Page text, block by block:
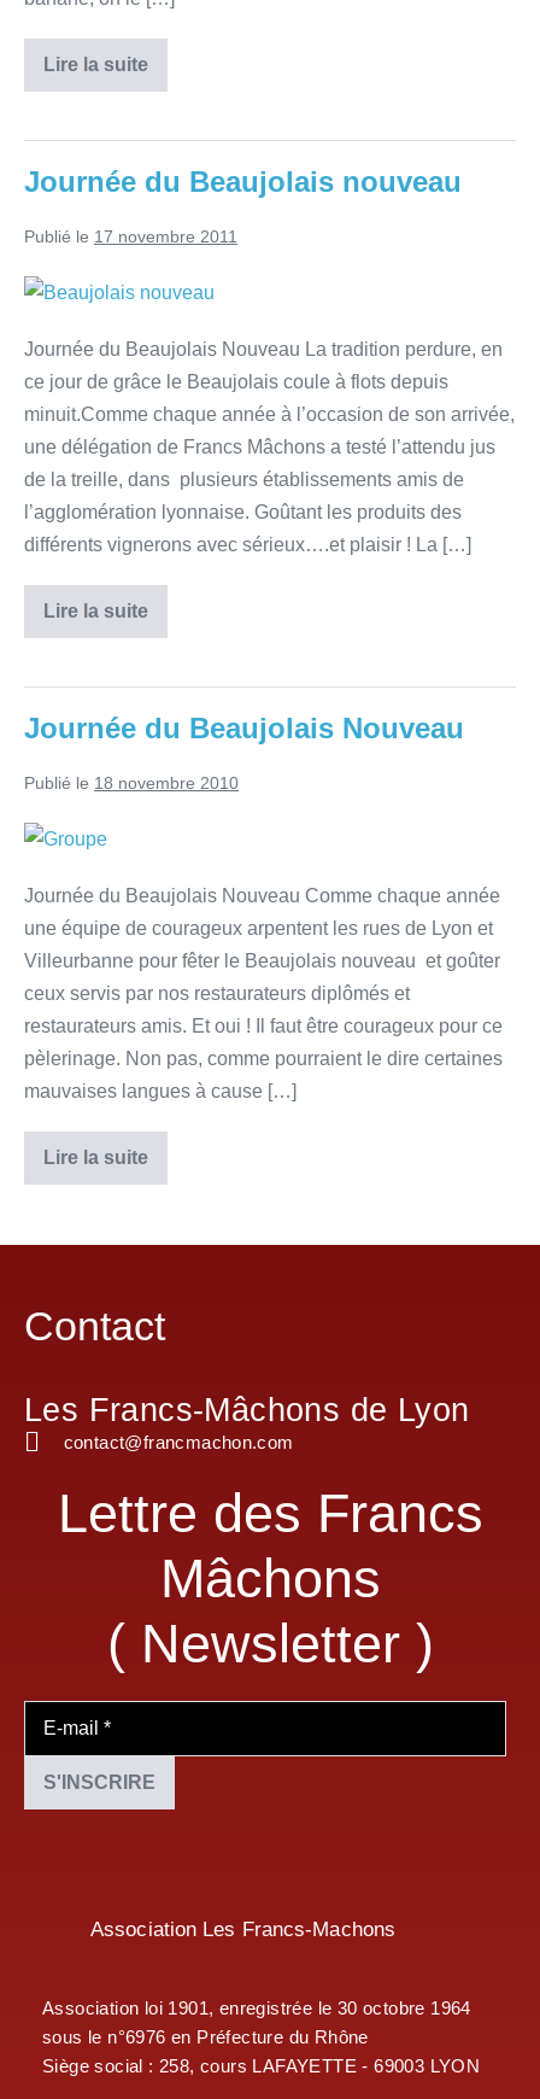
Lire la suite
Journée du Beaujolais nouveau
Publié le 17 novembre 2011
Journée du Beaujolais Nouveau La tradition perdure, en
ce jour de grâce le Beaujolais coule à flots depuis
minuit.Comme chaque année à l’occasion de son arrivée,
une délégation de Francs Mâchons a testé l’attendu jus
de la treille, dans plusieurs établissements amis de
l’agglomération lyonnaise. Goûtant les produits des
différents vignerons avec sérieux….et plaisir ! La […]
Lire la suite
Journée du Beaujolais Nouveau
Publié le 18 novembre 2010
Journée du Beaujolais Nouveau Comme chaque année
une équipe de courageux arpentent les rues de Lyon et
Villeurbanne pour fêter le Beaujolais nouveau et goûter
ceux servis par nos restaurateurs diplômés et
restaurateurs amis. Et oui ! Il faut être courageux pour ce
pèlerinage. Non pas, comme pourraient le dire certaines
mauvaises langues à cause […]
Lire la suite
Contact
Les Francs-Mâchons de Lyon
contact@francmachon.com
Lettre des Francs
Mâchons
( Newsletter )
Association Les Francs-Machons
Association loi 1901, enregistrée le 30 octobre 1964
sous le n°6976 en Préfecture du Rhône
Siège social : 258, cours LAFAYETTE - 69003 LYON